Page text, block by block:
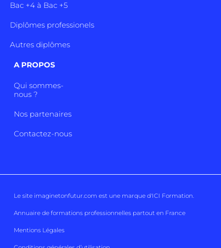
Bac +4 à Bac +5
Diplômes professionels
Autres diplômes
A PROPOS
Qui sommes-
nous ?
Nos partenaires
Contactez-nous
Le site imaginetonfutur.com est une marque d'ICI Formation.
Annuaire de formations professionnelles partout en France
Mentions Légales